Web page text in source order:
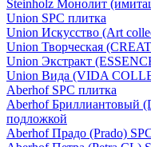
Steinholz Монолит
Union SPC плитка
Union Искусство (Art
Union Творческая
Union Экстракт
Union Вида (VIDA
Aberhof SPC плитка
Aberhof Бриллиантовый
подложкой
Aberhof Прадо (Prado)